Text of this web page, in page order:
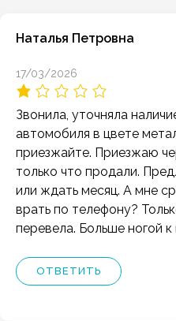
Наталья Петровна
17/03/2026
Звонила, уточняла
автомобиля в цвете
приезжайте. Приезжаю
только что продали.
или ждать месяц. А мне
врать по телефону?
перевела. Больше ногой
ОТВЕТИТЬ